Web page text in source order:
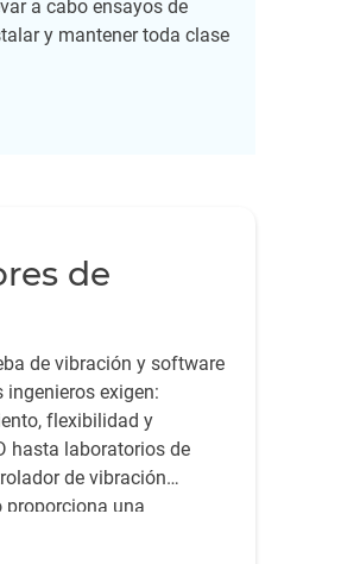
a cabo ensayos de
y mantener toda clase
de
de vibración y software
ingenieros exigen:
flexibilidad y
hasta laboratorios de
de vibración
proporciona una
pruebas aleatorias,